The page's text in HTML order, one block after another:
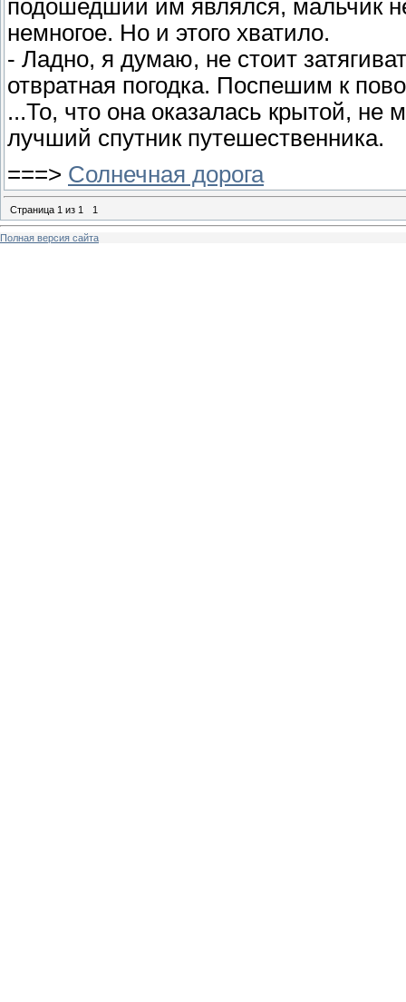
подошедший им являлся, мальчик
немногое. Но и этого хватило.
- Ладно, я думаю, не стоит
отвратная погодка. Поспешим к
...То, что она оказалась крытой, не
лучший спутник путешественника.
===> Солнечная дорога
Страница 1 из 1 1
Полная версия сайта